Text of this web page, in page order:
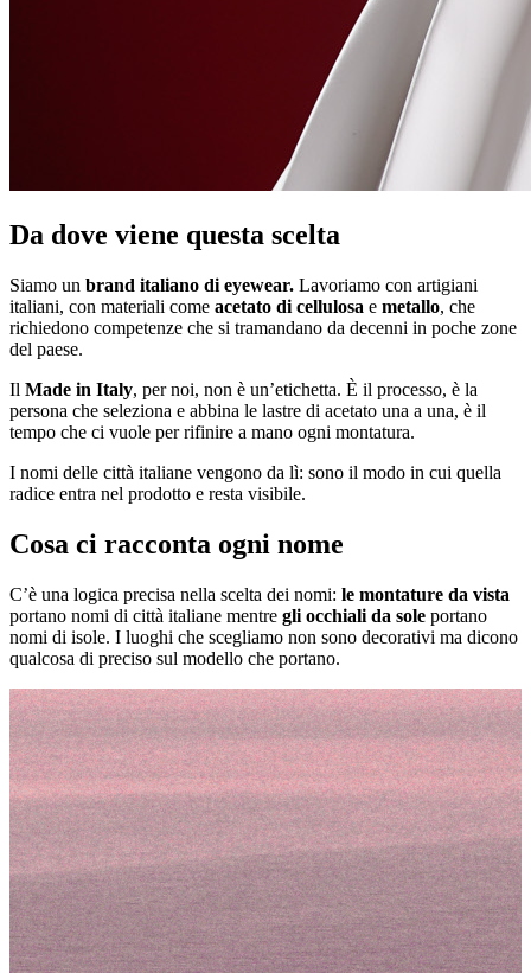
Da dove viene questa scelta
Siamo un brand italiano di eyewear. Lavoriamo con artigiani
italiani, con materiali come acetato di cellulosa e metallo, che
richiedono competenze che si tramandano da decenni in poche zone
del paese.
Il Made in Italy, per noi, non è un’etichetta. È il processo, è la
persona che seleziona e abbina le lastre di acetato una a una, è il
tempo che ci vuole per rifinire a mano ogni montatura.
I nomi delle città italiane vengono da lì: sono il modo in cui quella
radice entra nel prodotto e resta visibile.
Cosa ci racconta ogni nome
C’è una logica precisa nella scelta dei nomi: le montature da vista
portano nomi di città italiane mentre gli occhiali da sole portano
nomi di isole. I luoghi che scegliamo non sono decorativi ma dicono
qualcosa di preciso sul modello che portano.